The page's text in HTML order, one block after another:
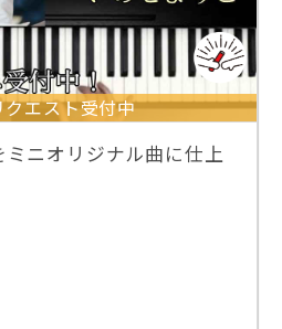
クエスト受付中
ニオリジナル曲に仕上